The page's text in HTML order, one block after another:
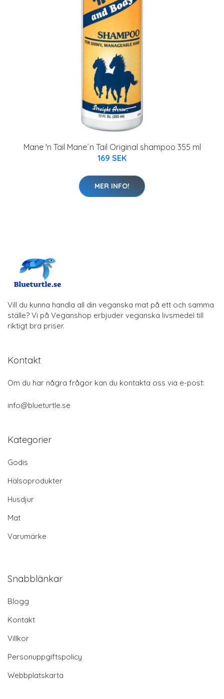
Mane 'n Tail Mane´n Tail Original shampoo 355 ml
169 SEK
MER INFO!
Vill du kunna handla all din veganska mat på ett och samma
ställe? Vi på Veganshop erbjuder veganska livsmedel till
riktigt bra priser.
Kontakt
Om du har några frågor kan du kontakta oss via e-post:
info@blueturtle.se
Kategorier
Godis
Hälsoprodukter
Husdjur
Mat
Varumärke
Snabblänkar
Blogg
Kontakt
Villkor
Personuppgiftspolicy
Webbplatskarta